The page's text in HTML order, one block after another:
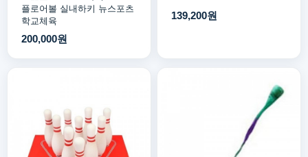
플로어볼 실내하키 뉴스포츠
학교체육
200,000원
139,200원